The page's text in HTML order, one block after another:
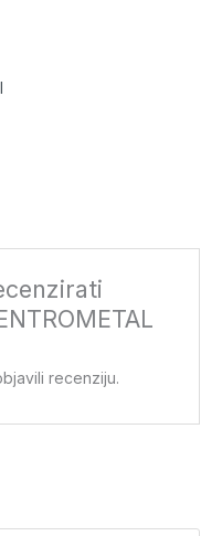
recenziju.